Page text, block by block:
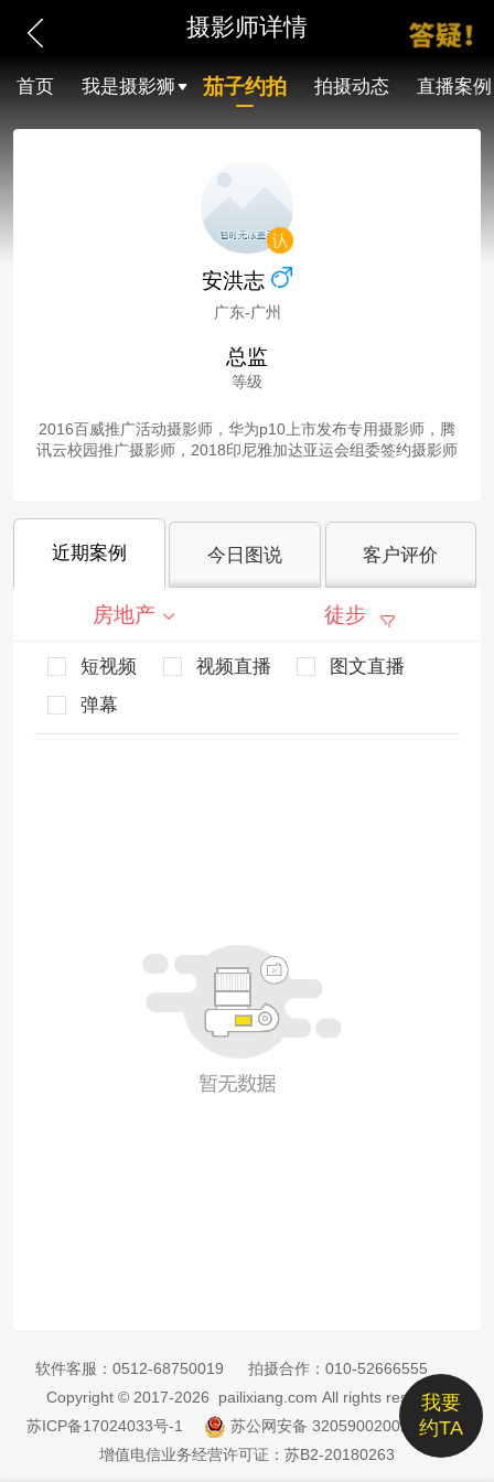
摄影师详情
首页 我是摄影狮 茄子约拍 拍摄动态 直播案例
安洪志
广东-广州
总监
等级
2016百威推广活动摄影师，华为p10上市发布专用摄影师，腾
讯云校园推广摄影师，2018印尼雅加达亚运会组委签约摄影师
近期案例 今日图说 客户评价
房地产 徒步
短视频 视频直播
图文直播
弹幕
我要
约TA
软件客服： 0512-68750019 拍摄合作： 010-52666555
Copyright © 2017-2026 pailixiang.com All rights reserved
苏ICP备17024033号-1
苏公网安备 32059002002885号
增值电信业务经营许可证：苏B2-20180263